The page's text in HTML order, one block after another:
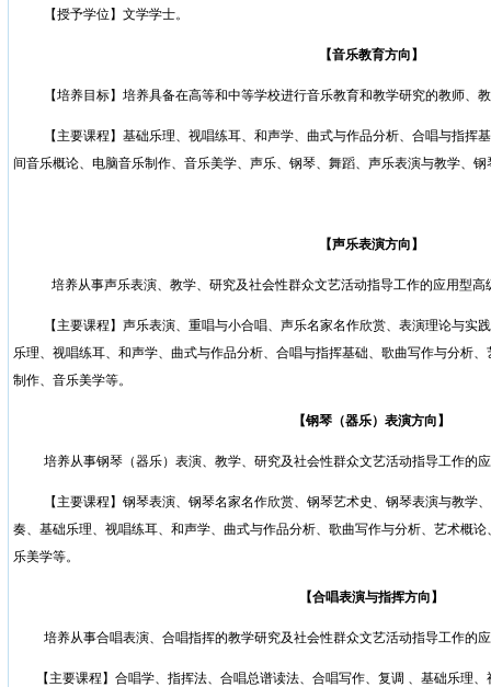
【授予学位】文学学士。
【音乐教育方向】
【培养目标】 培养具备在高等和中等学校进行音乐教育和教学研究的教师、
【主要课程】基础乐理、视唱练耳、和声学、曲式与作品分析、合唱与指挥
间音乐概论、电脑音乐制作、音乐美学、声乐、钢琴、舞蹈、声乐表演与教学、
【声乐表演方向】
培养从事声乐表演、教学、研究及社会性群众文艺活动指导工作的应用型高
【主要课程】声乐表演、重唱与小合唱、声乐名家名作欣赏、表演理论与实
乐理、视唱练耳、和声学、曲式与作品分析、合唱与指挥基础、歌曲写作与分析
制作、音乐美学等。
【钢琴（器乐）表演方向】
培养从事钢琴（器乐）表演、教学、研究及社会性群众文艺活动指导工作的
【主要课程】钢琴表演、钢琴名家名作欣赏、钢琴艺术史、钢琴表演与教学
奏、基础乐理、视唱练耳、和声学、曲式与作品分析、歌曲写作与分析、艺术概
乐美学等。
【合唱表演与指挥方向】
培养从事合唱表演、合唱指挥的教学研究及社会性群众文艺活动指导工作的
【主要课程】合唱学、指挥法、合唱总谱读法、合唱写作、复调 、基础乐理